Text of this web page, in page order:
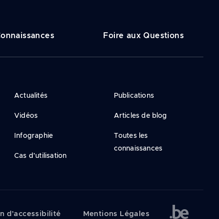
Foire aux Questions
Actualités
Vidéos
Infographie
Cas d’utilisation
Publications
Articles de blog
Toutes les
connaissances
d’accessibilité Mentions Légales